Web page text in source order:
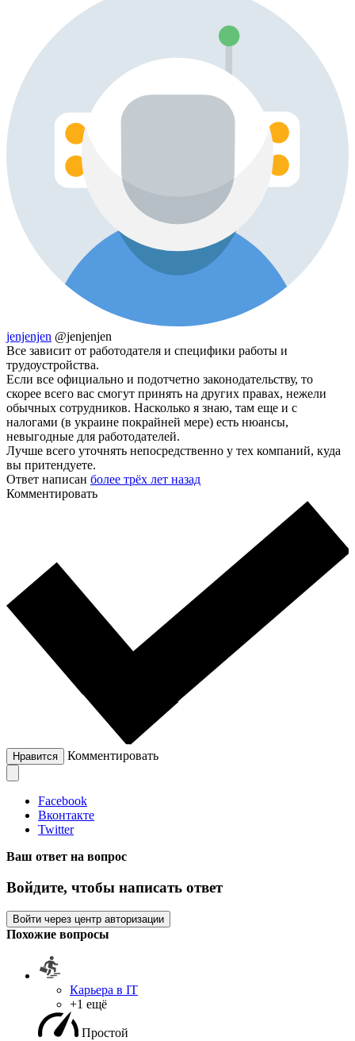
jenjenjen @jenjenjen
Все зависит от работодателя и специфики работы и
трудоустройства.
Если все официально и подотчетно законодательству, то
скорее всего вас смогут принять на других правах, нежели
обычных сотрудников. Насколько я знаю, там еще и с
налогами (в украине покрайней мере) есть нюансы,
невыгодные для работодателей.
Лучше всего уточнять непосредственно у тех компаний, куда
вы притендуете.
Ответ написан более трёх лет назад
Комментировать
Нравится Комментировать
Facebook
Вконтакте
Twitter
Ваш ответ на вопрос
Войдите, чтобы написать ответ
Войти через центр авторизации
Похожие вопросы
Карьера в IT
+1 ещё
Простой